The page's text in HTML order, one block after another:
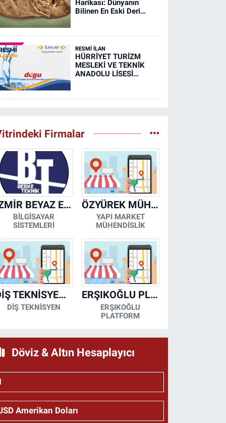
Harikası: Dünyanın
Bilinen En Eski Deri
RESMİ İLAN
HÜRRİYET TURİZM
MESLEKİ VE TEKNİK
ANADOLU LİSESİ
YEMEKHANELERİNİN
Firmalar
İZMİR BEYAZ EŞYA KLİMA KOMBİ SERVİSİ
BİLGİSAYAR
SİSTEMLERİ
ÖZYÜREK MÜHENDİSLİK
YAPI MARKET
MÜHENDİSLİK
DİŞ TEKNİSYENİ- MESUT KORKMAZ
DİŞ TEKNİSYEN
ERŞIKOĞLU PLATFORM
ERŞIKOĞLU
PLATFORM
Döviz & Altın Hesaplayıcı